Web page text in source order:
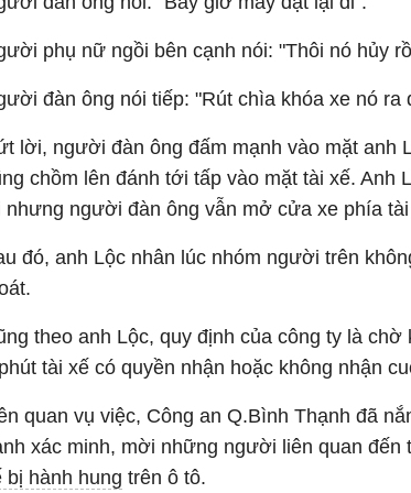
phụ nữ ngồi bên cạnh nói: "Thôi nó hủy
đàn ông nói tiếp: "Rút chìa khóa xe nó ra
lời, người đàn ông đấm mạnh vào mặt anh
chồm lên đánh tới tấp vào mặt tài xế. Anh
nhưng người đàn ông vẫn mở cửa xe phía
đó, anh Lộc nhân lúc nhóm người trên
theo anh Lộc, quy định của công ty là chờ
tài xế có quyền nhận hoặc không nhận
quan vụ việc, Công an Q.Bình Thạnh đã
xác minh, mời những người liên quan đến
bị hành hung trên ô tô.